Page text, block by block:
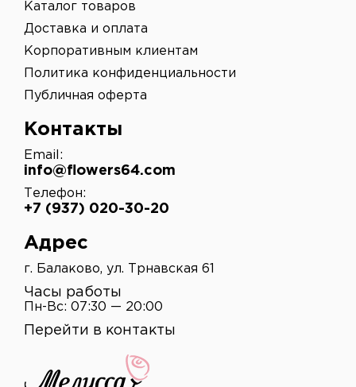
Каталог товаров
Доставка и оплата
Корпоративным клиентам
Политика конфиденциальности
Публичная оферта
Контакты
Email:
info@flowers64.com
Телефон:
+7 (937) 020-30-20
Адрес
г. Балаково, ул. Трнавская 61
Часы работы
Пн-Вс: 07:30 — 20:00
Перейти в контакты